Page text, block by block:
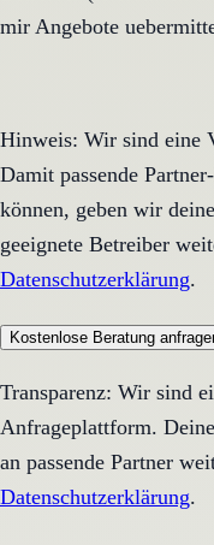
mir Angebote
Hinweis: Wir sind eine
Damit passende
können, geben wir
geeignete Betreiber
Datenschutzerklärung.
Kostenlose Beratung
Transparenz: Wir sind
Anfrageplattform.
an passende Partner
Datenschutzerklärung.